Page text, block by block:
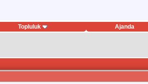
Topluluk Ajanda